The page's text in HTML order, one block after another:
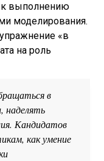
к выполнению
моделирования.
«в
на роль
в
наделять
Кандидатов
как умение